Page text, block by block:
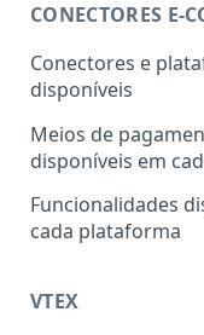
CONECTORES E-
Conectores e
disponíveis
Outras
conectadas com
Meios de
disponíveis em
Funcionalidades
cada plataforma
VTEX